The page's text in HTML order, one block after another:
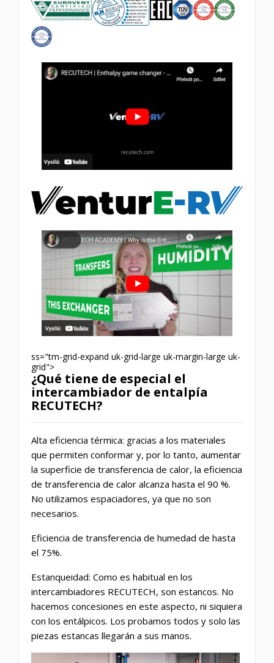
ss="tm-grid-expand uk-grid-large uk-margin-large uk-
grid">
¿Qué tiene de especial el
intercambiador de entalpía
RECUTECH?
Alta eficiencia térmica: gracias a los materiales
que permiten conformar y, por lo tanto, aumentar
la superficie de transferencia de calor, la eficiencia
de transferencia de calor alcanza hasta el 90 %.
No utilizamos espaciadores, ya que no son
necesarios.
Eficiencia de transferencia de humedad de hasta
el 75%.
Estanqueidad: Como es habitual en los
intercambiadores RECUTECH, son estancos. No
hacemos concesiones en este aspecto, ni siquiera
con los entálpicos. Los probamos todos y solo las
piezas estancas llegarán a sus manos.